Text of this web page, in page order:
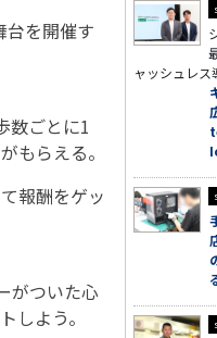
を開催す
数ごとに1
もらえる。
報酬をゲッ
がついた心
しよう。
ャッシュレス